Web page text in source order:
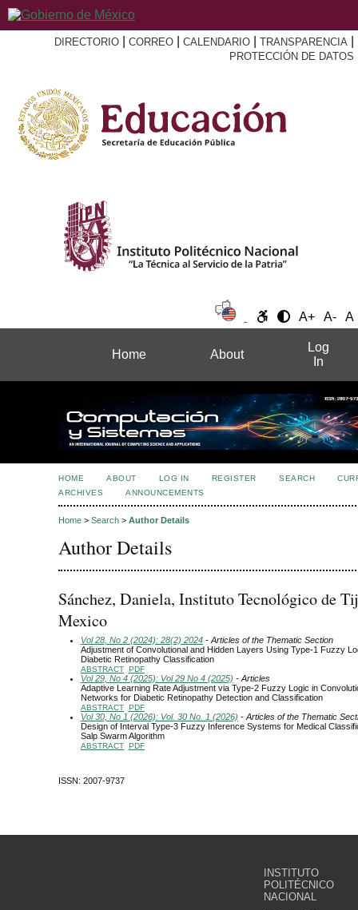
DIRECTORIO CORREO CALENDARIO TRANSPARENCIA
PROTECCIÓN DE DATOS
A+ A- A
Home About
Log
In
HOME ABOUT LOG IN REGISTER SEARCH
ARCHIVES
ANNOUNCEMENTS
Home > Search > Author Details
Author Details
Sánchez, Daniela, Instituto Tecnológico de
Mexico
Vol 28, No 2 (2024): 28(2) 2024 - Articles of the Thematic Section
Adjustment of Convolutional and Hidden Layers Using Type-1 Fuzzy
Diabetic Retinopathy Classification
ABSTRACT PDF
Vol 29, No 4 (2025): Vol 29 No 4 (2025) - Articles
Adaptive Learning Rate Adjustment via Type-2 Fuzzy Logic in
Networks for Diabetic Retinopathy Detection and Classification
ABSTRACT PDF
Vol 30, No 1 (2026): Vol. 30 No. 1 (2026) - Articles of the Thematic
Design of Interval Type-3 Fuzzy Inference Systems for Medical
Salp Swarm Algorithm
ABSTRACT PDF
ISSN: 2007-9737
INSTITUTO
POLITÉCNICO
NACIONAL